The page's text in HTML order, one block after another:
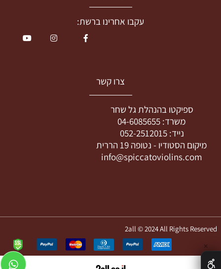
עקבו אחרינו ברשת:
צרו קשר
ספיקטו בהנהלת גל שחר
משרד: 04-6085655
נייד:052-2512015
מיקום הסטודיו - נטופה 19 הררית
info@spiccatoviolins.com
2all © 2024 All Rights Reserved
✕